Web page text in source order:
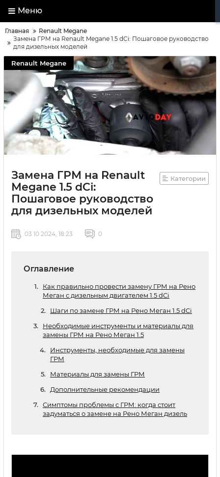
Меню
Главная
Renault Megane
Замена ГРМ на Renault Megane 1.5 dCi: Пошаговое руководство
для дизельных моделей
Renault Megane
Замена ГРМ на Renault
Megane 1.5 dCi:
Пошаговое руководство
для дизельных моделей
Категории
03 10 2024, 18:23 0
Оглавление
Как правильно провести замену ГРМ на Рено
Меган с дизельным двигателем 1.5 dCi
Шаги по замене ГРМ на Рено Меган 1.5 dCi
Необходимые инструменты и материалы для
замены ГРМ на Рено Меган 1.5
Инструменты, необходимые для замены
ГРМ
Материалы для замены ГРМ
Дополнительные рекомендации
Симптомы проблемы с ГРМ: когда стоит
задуматься о замене на Рено Меган дизель